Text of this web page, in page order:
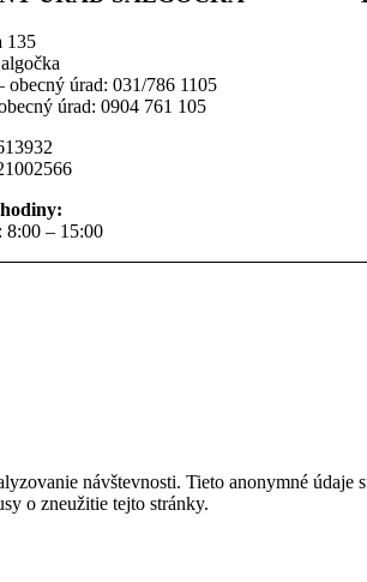
135
obecný úrad: 031/786 1105
úrad: 0904 761 105
8:00 – 15:00
návštevnosti. Tieto anonymné údaje
o zneužitie tejto stránky.